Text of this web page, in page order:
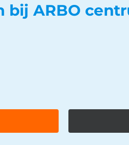
bij ARBO